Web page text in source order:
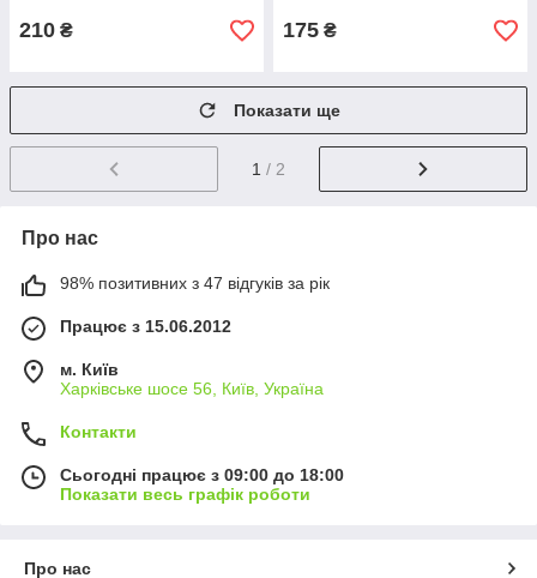
210 ₴ 175 ₴
Показати ще
1 / 2
Про нас
98% позитивних з 47 відгуків за рік
Працює з 15.06.2012
м. Київ
Харківське шосе 56, Київ, Україна
Контакти
Сьогодні працює з 09:00 до 18:00
Показати весь графік роботи
Про нас